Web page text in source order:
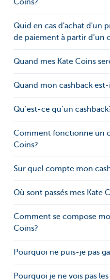
Coins?
Quid en cas d'achat d'un
de paiement à partir d’un
Quand mes Kate Coins
Quand mon cashback est-
Qu’est-ce qu’un
Comment fonctionne un
Coins?
Sur quel compte mon
Où sont passés mes Kate
Comment se compose
Coins?
Pourquoi ne puis-je pas
Pourquoi je ne vois pas